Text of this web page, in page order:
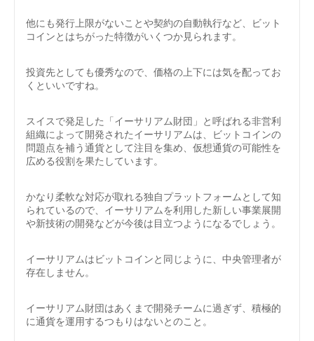
他にも発行上限がないことや契約の自動執行など、ビット
コインとはちがった特徴がいくつか見られます。
投資先としても優秀なので、価格の上下には気を配ってお
くといいですね。
スイスで発足した「イーサリアム財団」と呼ばれる非営利
組織によって開発されたイーサリアムは、ビットコインの
問題点を補う通貨として注目を集め、仮想通貨の可能性を
広める役割を果たしています。
かなり柔軟な対応が取れる独自プラットフォームとして知
られているので、イーサリアムを利用した新しい事業展開
や新技術の開発などが今後は目立つようになるでしょう。
イーサリアムはビットコインと同じように、中央管理者が
存在しません。
イーサリアム財団はあくまで開発チームに過ぎず、積極的
に通貨を運用するつもりはないとのこと。